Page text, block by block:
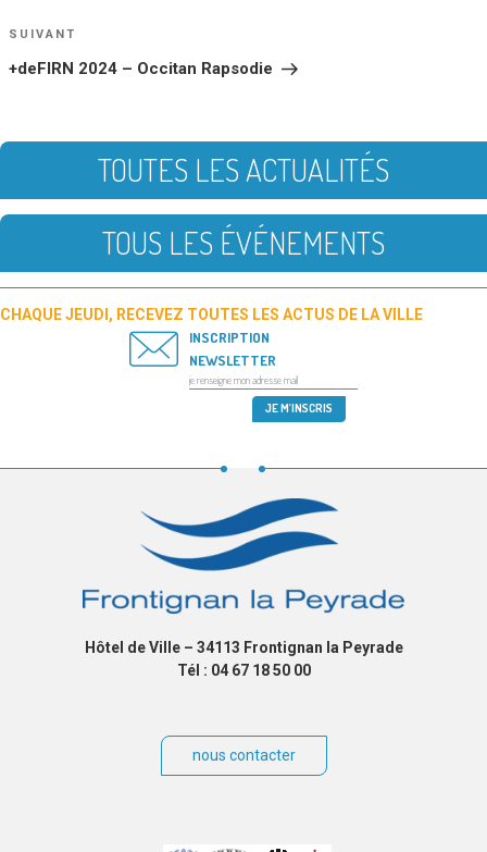
Article
SUIVANT
+deFIRN 2024 – Occitan Rapsodie
TOUTES LES ACTUALITÉS
TOUS LES ÉVÉNEMENTS
CHAQUE JEUDI, RECEVEZ TOUTES LES ACTUS DE LA VILLE
INSCRIPTION
NEWSLETTER
Hôtel de Ville – 34113 Frontignan la Peyrade
Tél : 04 67 18 50 00
nous contacter